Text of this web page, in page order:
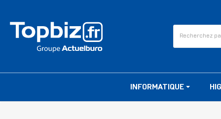
INFORMATIQUE